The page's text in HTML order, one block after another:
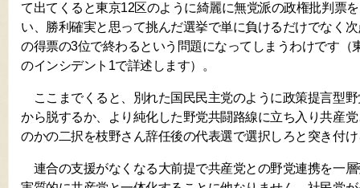
て出てくると東京12区のように綺麗に無党派の政権批判票
い、勝利確実と思って挑んだ選挙で単に負けるだけでなく
の得票の3位で終わるという問題になってしまうわけです（
のインシデント1で詳述します）。
ここまでくると、別れた国民民主党のように政策提言型
から脱するか、より純化した野党共闘路線に立ち入り共産
のかの二択を枝野さん辞任後の代表選で選択しろと突き付
連合の支援がなくなる大前提で共産党との野党連携を一